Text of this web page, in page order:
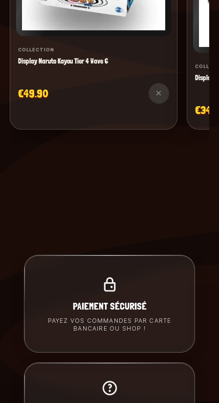
COLLECTION
Display Naruto Kayou Tier 4 Wave 6
€49.90 ×
Display
PAIEMENT SÉCURISÉ
PAYEZ VOS COMMANDES PAR CARTE
BANCAIRE OU SHOP !